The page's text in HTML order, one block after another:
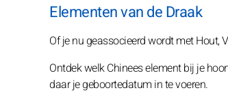
Elementen van de Draak
Of je nu geassocieerd wordt met Hout,
Ontdek welk Chinees element bij je
daar je geboortedatum in te voeren.